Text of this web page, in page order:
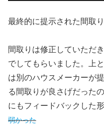
最終的に提示された間取
間取りは修正していただ
でしてもらいました。上
は別のハウスメーカーが
る間取りが良さげだった
にもフィードバックした
弱かった